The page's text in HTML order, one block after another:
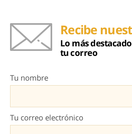
Recibe
Lo más
tu correo
Tu nombre
Tu correo electrónico